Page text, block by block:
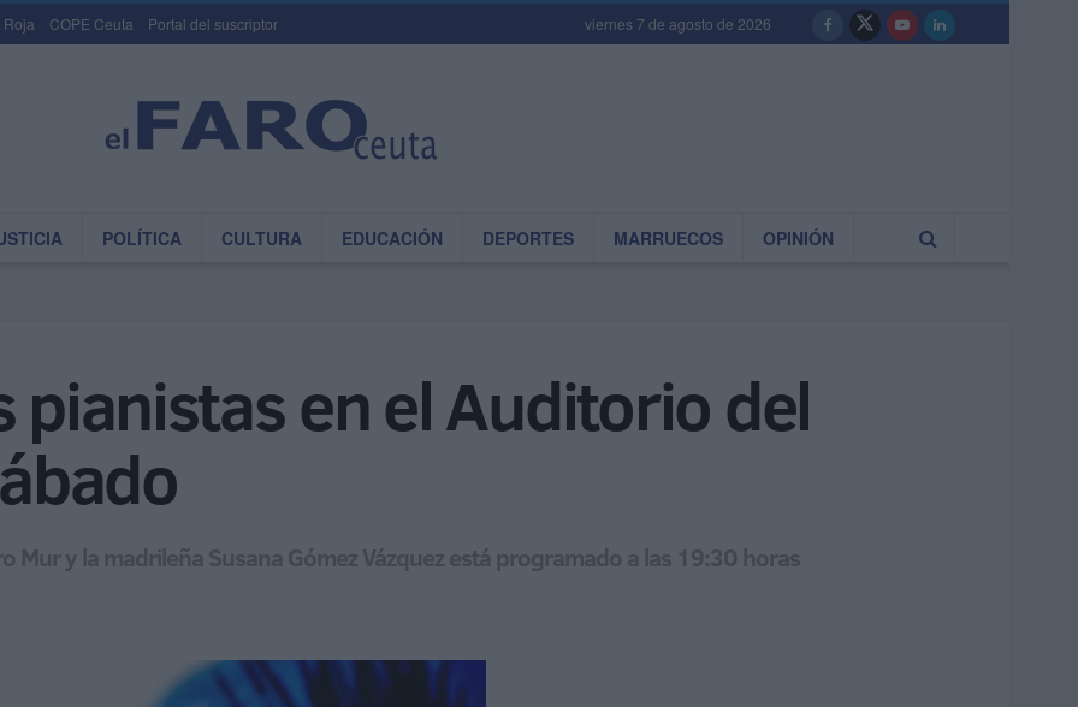
Roja COPE Ceuta Portal del suscriptor viernes 7 de agosto de 2026
POLÍTICA CULTURA EDUCACIÓN DEPORTES MARRUECOS OPINIÓN
pianistas en el Auditorio del
Mur y la madrileña Susana Gómez Vázquez está programado a las 19:30 horas